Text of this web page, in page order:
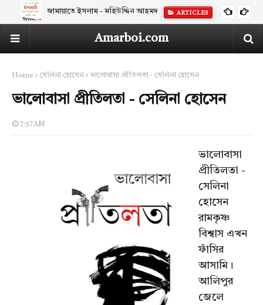
জামায়াতে ইসলাম - মহিউদ্দিন আহমদ ARTICLES
Amarboi.com
Home সেলিনা হোসেন ভালোবাসা প্রীতিলতা - সেলিনা হোসেন
ভালোবাসা প্রীতিলতা - সেলিনা হোসেন
7:57 AM
ভালোবাসা
প্রীতিলতা -
সেলিনা
হোসেন
রামকৃষ্ণ
বিশ্বাস এখন
ফাঁসির
আসামি।
আলিপুর
জেলে